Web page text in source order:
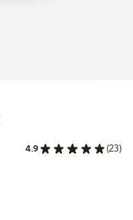
4.9 (23)